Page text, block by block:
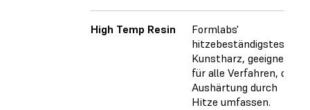
High Temp Resin
Formlabs'
hitzebeständigstes
Kunstharz, geeignet
für alle Verfahren, die
Aushärtung durch
Hitze umfassen.